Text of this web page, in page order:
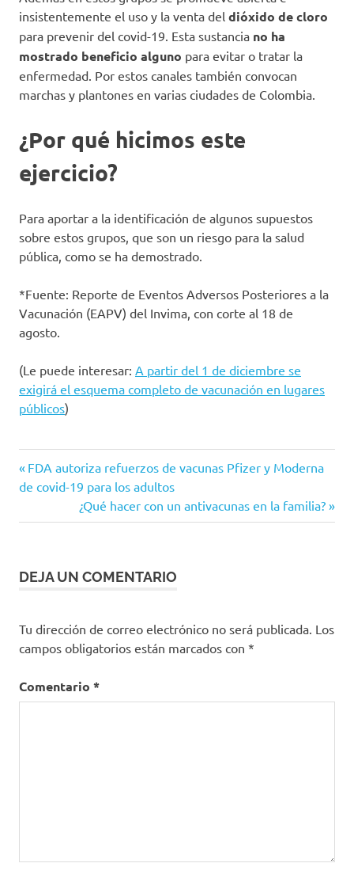
insistentemente el uso y la venta del dióxido de cloro
para prevenir del covid-19. Esta sustancia no ha
mostrado beneficio alguno para evitar o tratar la
enfermedad. Por estos canales también convocan
marchas y plantones en varias ciudades de Colombia.
¿Por qué hicimos este
ejercicio?
Para aportar a la identificación de algunos supuestos
sobre estos grupos, que son un riesgo para la salud
pública, como se ha demostrado.
*Fuente: Reporte de Eventos Adversos Posteriores a la
Vacunación (EAPV) del Invima, con corte al 18 de
agosto.
(Le puede interesar: A partir del 1 de diciembre se
exigirá el esquema completo de vacunación en lugares
públicos)
colombia
colombianos
Navegación
Entrada
anterior:
FDA autoriza refuerzos de vacunas Pfizer y Moderna
de covid-19 para los adultos
Siguiente
entrada:
¿Qué hacer con un antivacunas en la familia?
DEJA UN COMENTARIO
Tu dirección de correo electrónico no será publicada. Los
campos obligatorios están marcados con *
Comentario *